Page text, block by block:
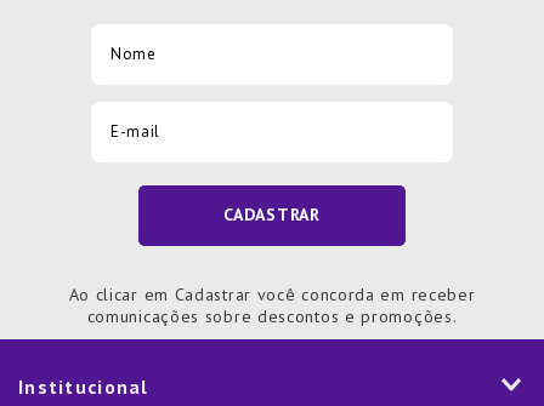
CADASTRAR
Ao clicar em Cadastrar você concorda em receber
comunicações sobre descontos e promoções.
Institucional